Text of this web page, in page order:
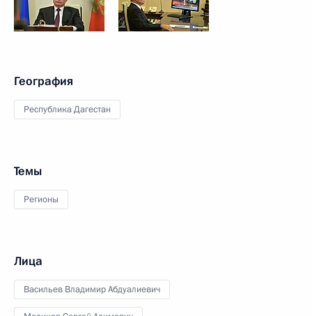
География
Республика Дагестан
Темы
Регионы
Лица
Васильев Владимир Абдуалиевич